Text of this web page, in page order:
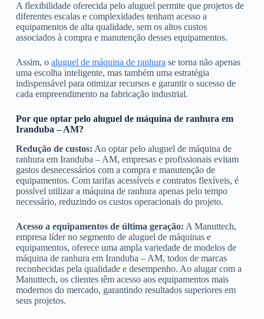
A flexibilidade oferecida pelo aluguel permite que projetos de
diferentes escalas e complexidades tenham acesso a
equipamentos de alta qualidade, sem os altos custos
associados à compra e manutenção desses equipamentos.
Assim, o aluguel de máquina de ranhura se torna não apenas
uma escolha inteligente, mas também uma estratégia
indispensável para otimizar recursos e garantir o sucesso de
cada empreendimento na fabricação industrial.
Por que optar pelo aluguel de máquina de ranhura em
Iranduba – AM?
Redução de custos: Ao optar pelo aluguel de máquina de
ranhura em Iranduba – AM, empresas e profissionais evitam
gastos desnecessários com a compra e manutenção de
equipamentos. Com tarifas acessíveis e contratos flexíveis, é
possível utilizar a máquina de ranhura apenas pelo tempo
necessário, reduzindo os custos operacionais do projeto.
Acesso a equipamentos de última geração: A Manuttech,
empresa líder no segmento de aluguel de máquinas e
equipamentos, oferece uma ampla variedade de modelos de
máquina de ranhura em Iranduba – AM, todos de marcas
reconhecidas pela qualidade e desempenho. Ao alugar com a
Manuttech, os clientes têm acesso aos equipamentos mais
modernos do mercado, garantindo resultados superiores em
seus projetos.